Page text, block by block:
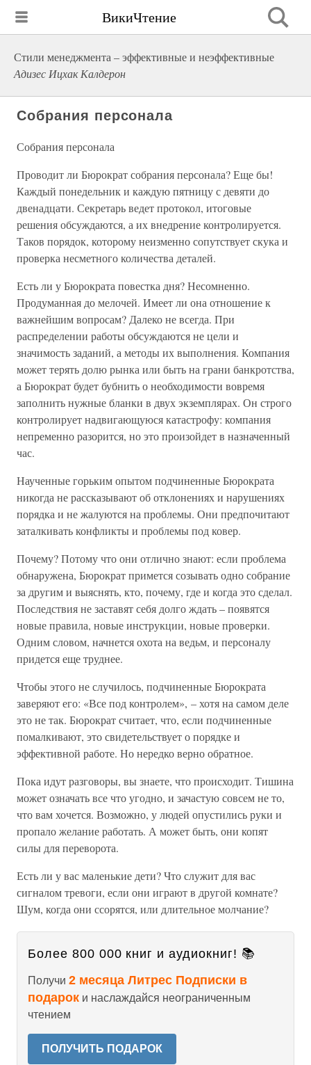
ВикиЧтение
Стили менеджмента – эффективные и неэффективные
Адизес Ицхак Калдерон
Собрания персонала
Собрания персонала
Проводит ли Бюрократ собрания персонала? Еще бы!
Каждый понедельник и каждую пятницу с девяти до
двенадцати. Секретарь ведет протокол, итоговые
решения обсуждаются, а их внедрение контролируется.
Таков порядок, которому неизменно сопутствует скука и
проверка несметного количества деталей.
Есть ли у Бюрократа повестка дня? Несомненно.
Продуманная до мелочей. Имеет ли она отношение к
важнейшим вопросам? Далеко не всегда. При
распределении работы обсуждаются не цели и
значимость заданий, а методы их выполнения. Компания
может терять долю рынка или быть на грани банкротства,
а Бюрократ будет бубнить о необходимости вовремя
заполнить нужные бланки в двух экземплярах. Он строго
контролирует надвигающуюся катастрофу: компания
непременно разорится, но это произойдет в назначенный
час.
Наученные горьким опытом подчиненные Бюрократа
никогда не рассказывают об отклонениях и нарушениях
порядка и не жалуются на проблемы. Они предпочитают
заталкивать конфликты и проблемы под ковер.
Почему? Потому что они отлично знают: если проблема
обнаружена, Бюрократ примется созывать одно собрание
за другим и выяснять, кто, почему, где и когда это сделал.
Последствия не заставят себя долго ждать – появятся
новые правила, новые инструкции, новые проверки.
Одним словом, начнется охота на ведьм, и персоналу
придется еще труднее.
Чтобы этого не случилось, подчиненные Бюрократа
заверяют его: «Все под контролем», – хотя на самом деле
это не так. Бюрократ считает, что, если подчиненные
помалкивают, это свидетельствует о порядке и
эффективной работе. Но нередко верно обратное.
Пока идут разговоры, вы знаете, что происходит. Тишина
может означать все что угодно, и зачастую совсем не то,
что вам хочется. Возможно, у людей опустились руки и
пропало желание работать. А может быть, они копят
силы для переворота.
Есть ли у вас маленькие дети? Что служит для вас
сигналом тревоги, если они играют в другой комнате?
Шум, когда они ссорятся, или длительное молчание?
Более 800 000 книг и аудиокниг! 📚
Получи 2 месяца Литрес Подписки в
подарок и наслаждайся неограниченным
чтением
ПОЛУЧИТЬ ПОДАРОК